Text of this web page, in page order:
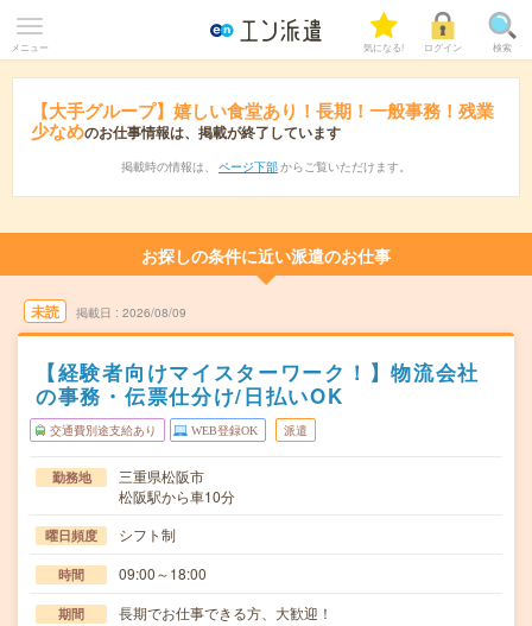
メニュー 気になる! ログイン 検索
【大手グループ】嬉しい食堂あり！長期！一般事務！残業
少なめのお仕事情報は、掲載が終了しています
掲載時の情報は、 ページ下部 からご覧いただけます。
お探しの条件に近い派遣のお仕事
未読 掲載日 2026/08/09
【経験者向けマイスターワーク！】物流会社
の事務・伝票仕分け/日払いOK
交通費別途支給あり WEB登録OK 派遣
勤務地
三重県松阪市
松阪駅から車10分
曜日頻度 シフト制
時間 09:00～18:00
期間 長期でお仕事できる方、大歓迎！